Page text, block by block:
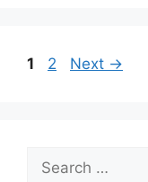
Page
1 Page
2 Next →
Search